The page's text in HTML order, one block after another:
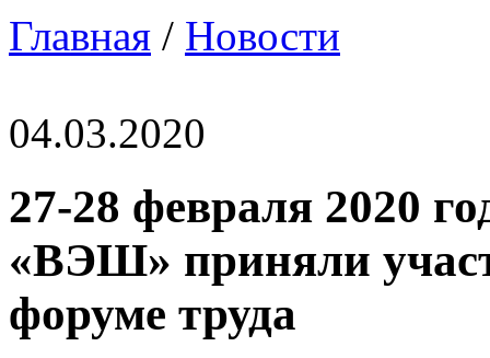
Главная / Новости
04.03.2020
27-28 февраля 2020
«ВЭШ» приняли
форуме труда